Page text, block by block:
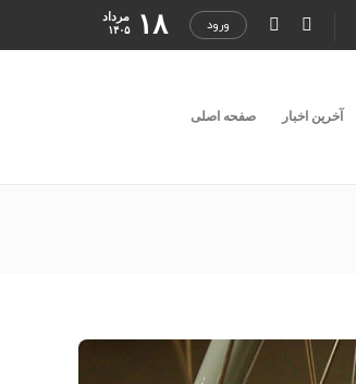
ورود ۱۸ مرداد
۱۴۰۵
صفحه اصلی آخرین اخبار